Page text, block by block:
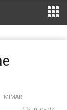
MİMARİ